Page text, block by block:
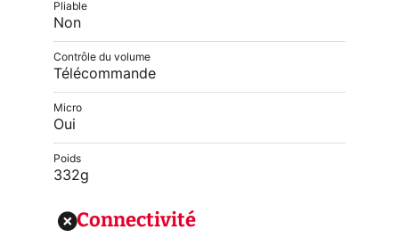
Pliable
Non
Contrôle du volume
Télécommande
Micro
Oui
Poids
332g
Connectivité